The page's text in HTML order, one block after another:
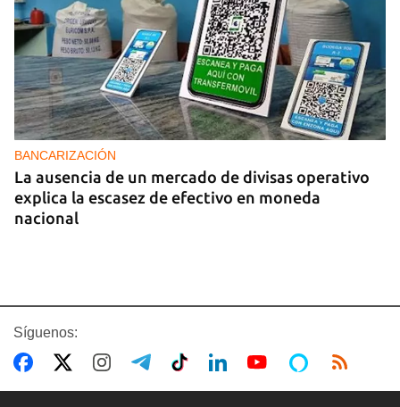
BANCARIZACIÓN
La ausencia de un mercado de divisas operativo
explica la escasez de efectivo en moneda
nacional
Síguenos: